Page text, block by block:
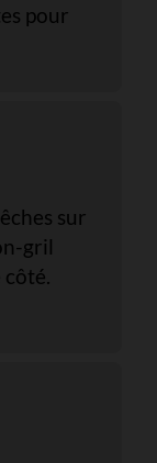
pour
sur
gril